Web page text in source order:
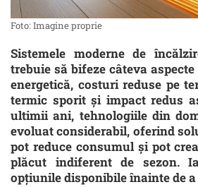
Foto: Imagine proprie
Sistemele moderne de
trebuie să bifeze câteva
energetică, costuri reduse pe
termic sporit și impact redus
ultimii ani, tehnologiile din
evoluat considerabil, oferind
pot reduce consumul și pot
plăcut indiferent de sezon.
opțiunile disponibile înainte de